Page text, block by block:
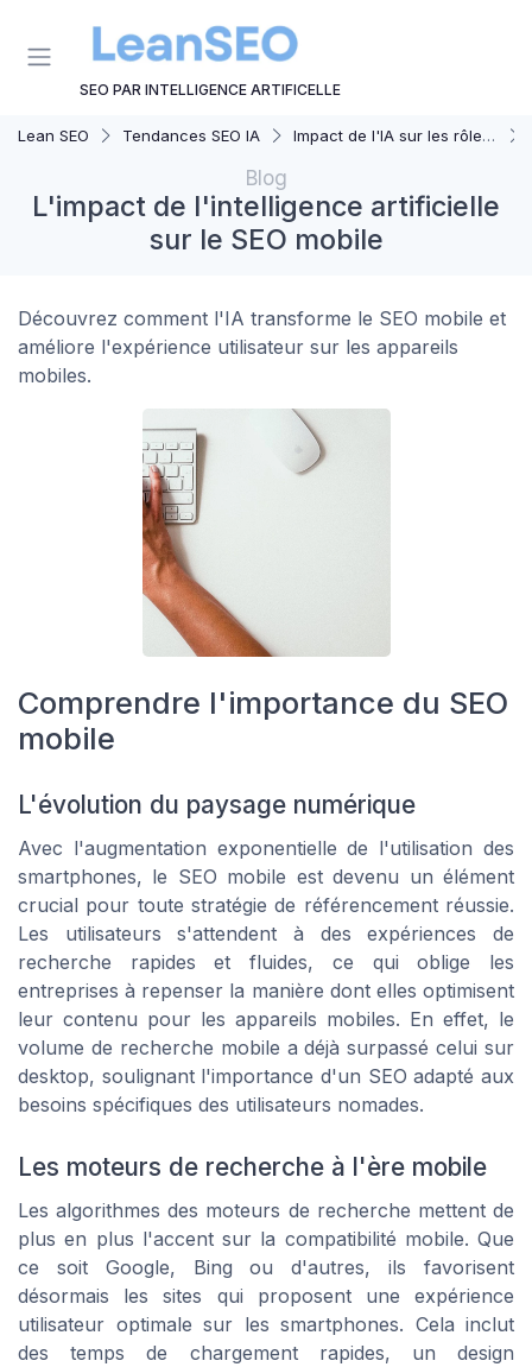
SEO PAR INTELLIGENCE ARTIFICELLE
Lean SEO Tendances SEO IA Impact de l'IA sur les rôles SEO
Blog
L'impact de l'intelligence artificielle
sur le SEO mobile
Découvrez comment l'IA transforme le SEO mobile et
améliore l'expérience utilisateur sur les appareils
mobiles.
Comprendre l'importance du SEO
mobile
L'évolution du paysage numérique
Avec l'augmentation exponentielle de l'utilisation des
smartphones, le SEO mobile est devenu un élément
crucial pour toute stratégie de référencement réussie.
Les utilisateurs s'attendent à des expériences de
recherche rapides et fluides, ce qui oblige les
entreprises à repenser la manière dont elles optimisent
leur contenu pour les appareils mobiles. En effet, le
volume de recherche mobile a déjà surpassé celui sur
desktop, soulignant l'importance d'un SEO adapté aux
besoins spécifiques des utilisateurs nomades.
Les moteurs de recherche à l'ère mobile
Les algorithmes des moteurs de recherche mettent de
plus en plus l'accent sur la compatibilité mobile. Que
ce soit Google, Bing ou d'autres, ils favorisent
désormais les sites qui proposent une expérience
utilisateur optimale sur les smartphones. Cela inclut
des temps de chargement rapides, un design